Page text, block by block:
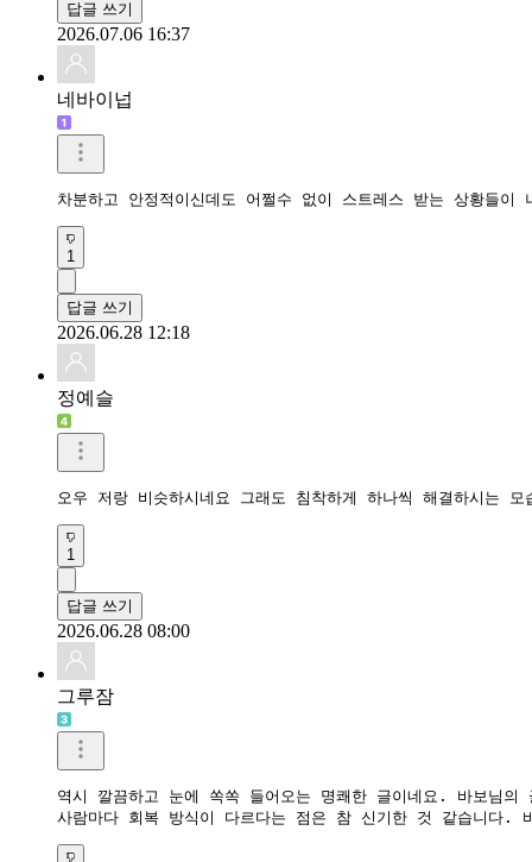
답글 쓰기
2026.07.06 16:37
네바이넙
차분하고 안정적이신데도 어쩔수 없이 스트레스 받는 상황들
1
답글 쓰기
2026.06.28 12:18
정예슬
오우 저랑 비슷하시네요 그래도 침착하게 하나씩 해결하시는 모
1
답글 쓰기
2026.06.28 08:00
그루잠
역시 깔끔하고 눈에 쏙쏙 들어오는 명쾌한 글이네요. 바보님
사람마다 회복 방식이 다르다는 점은 참 신기한 것 같습니다